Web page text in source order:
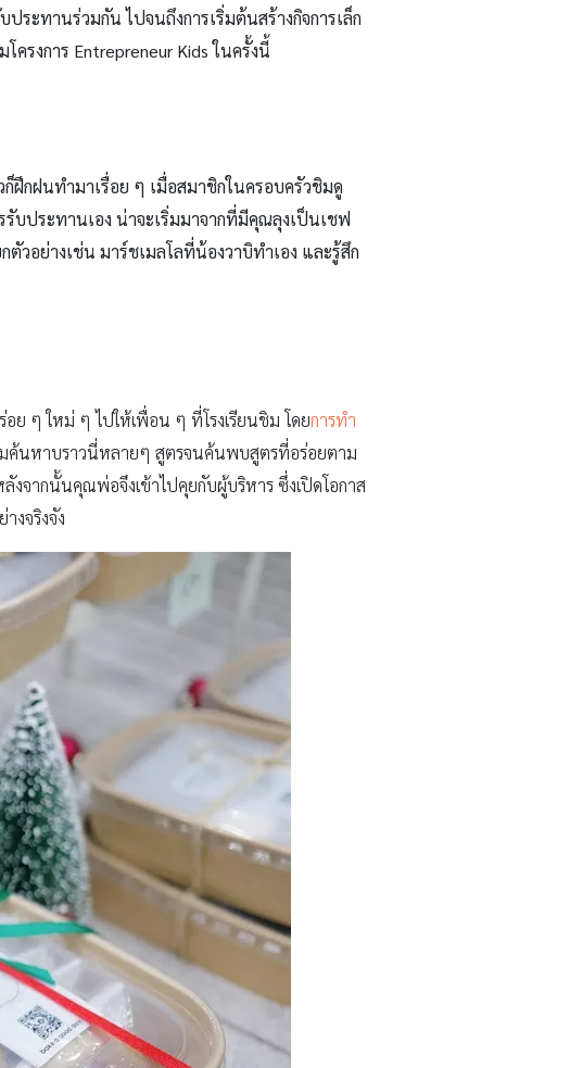
ทานร่วมกัน ไปจนถึงการเริ่มต้นสร้างกิจการเล็ก
ครงการ Entrepreneur Kidsในครั้งนี้
ก็ฝึกฝนทำมาเรื่อย ๆ เมื่อสมาชิกในครอบครัวชิมดู
บประทานเอง น่าจะเริ่มมาจากที่มีคุณลุงเป็นเชฟ
ตัวอย่างเช่น มาร์ชเมลโลที่น้องวาบิทำเอง และรู้สึก
ย ๆ ใหม่ ๆ ไปให้เพื่อน ๆ ที่โรงเรียนชิม โดยการทำ
มค้นหาบราวนี่หลายๆ สูตรจนค้นพบสูตรที่อร่อยตาม
จากนั้นคุณพ่อจึงเข้าไปคุยกับผู้บริหาร ซึ่งเปิดโอกาส
งจริงจัง